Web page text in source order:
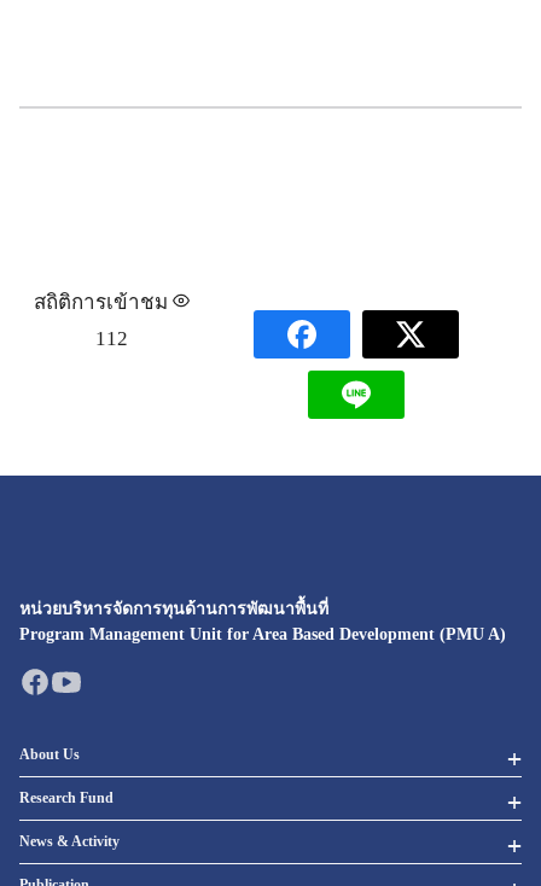
สถิติการเข้าชม
112
หน่วยบริหารจัดการทุนด้านการพัฒนาพื้นที่
Program Management Unit for Area Based Development (PMU A)
About Us
Research Fund
News & Activity